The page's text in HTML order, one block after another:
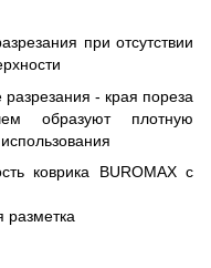
при отсутствии
разрезания - края пореза
образуют плотную
коврика BUROMAX с
разметка